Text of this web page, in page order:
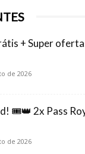
+ Super
de 2026
🎟️👑 2x Pass
de 2026